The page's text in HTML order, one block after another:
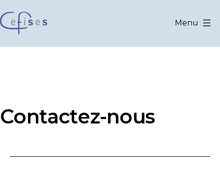
au
contenu
Menu
Contactez-nous